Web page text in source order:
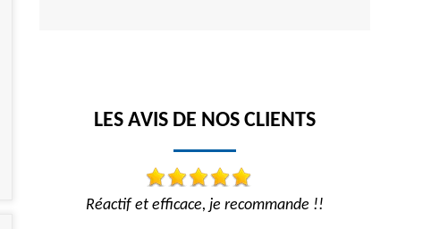
LES AVIS DE NOS CLIENTS
Réactif et efficace, je recommande !!